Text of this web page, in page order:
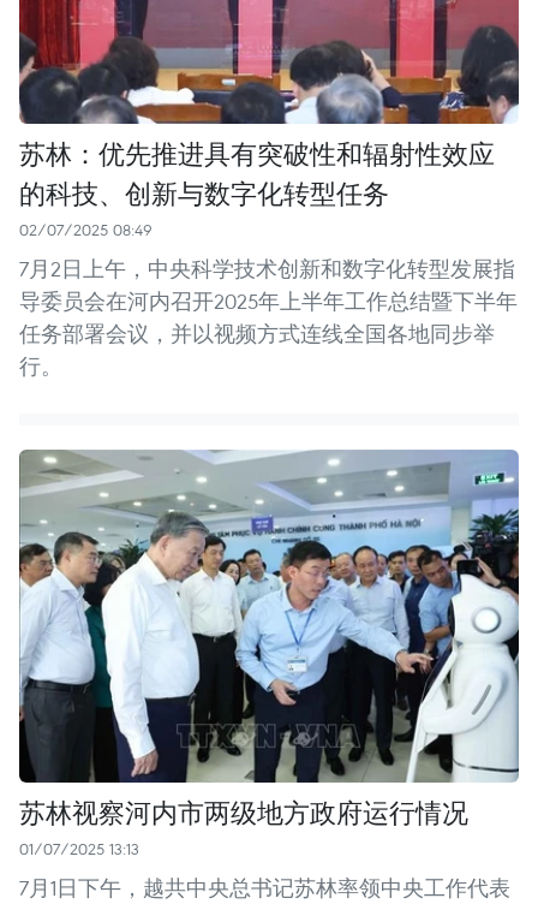
苏林：优先推进具有突破性和辐射性效应
的科技、创新与数字化转型任务
02/07/2025 08:49
7月2日上午，中央科学技术创新和数字化转型发展指
导委员会在河内召开2025年上半年工作总结暨下半年
任务部署会议，并以视频方式连线全国各地同步举
行。
苏林视察河内市两级地方政府运行情况
01/07/2025 13:13
7月1日下午，越共中央总书记苏林率领中央工作代表